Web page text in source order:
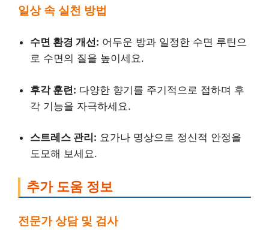
일상 속 실천 방법
수면 환경 개선: 어두운 방과 일정한 수면 루틴으
로 수면의 질을 높이세요.
후각 훈련: 다양한 향기를 주기적으로 접하며 후
각 기능을 자극하세요.
스트레스 관리: 요가나 명상으로 정신적 안정을
도모해 보세요.
추가 도움 정보
전문가 상담 및 검사